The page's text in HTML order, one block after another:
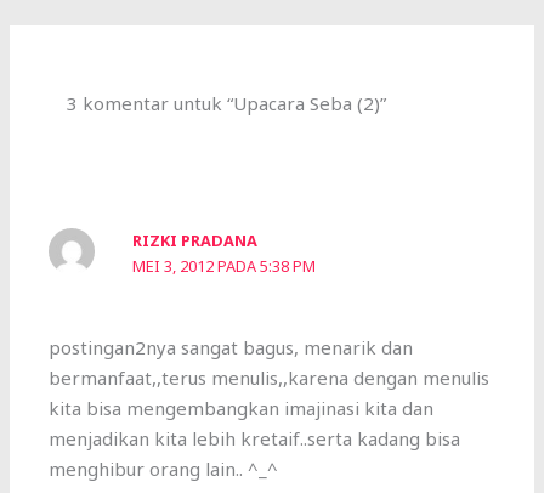
3 komentar untuk “Upacara Seba (2)”
RIZKI PRADANA
MEI 3, 2012 PADA 5:38 PM
postingan2nya sangat bagus, menarik dan
bermanfaat,,terus menulis,,karena dengan menulis
kita bisa mengembangkan imajinasi kita dan
menjadikan kita lebih kretaif..serta kadang bisa
menghibur orang lain.. ^_^